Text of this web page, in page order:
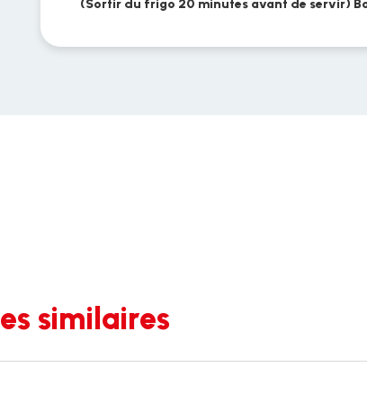
(Sortir du frigo 20 minutes avant de servir)
similaires